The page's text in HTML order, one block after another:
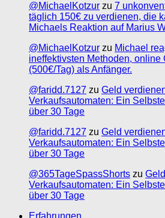
@MichaelKotzur zu 7
täglich 150€ zu verdienen, die
Michaels Reaktion auf Marius
@MichaelKotzur zu Michael
ineffektivsten Methoden, online
(500€/Tag) als Anfänger.
@faridd.7127 zu Geld
Verkaufsautomaten: Ein
über 30 Tage
@faridd.7127 zu Geld
Verkaufsautomaten: Ein
über 30 Tage
@365TageSpassShorts zu
Verkaufsautomaten: Ein
über 30 Tage